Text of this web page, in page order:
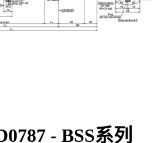
- BSS系列